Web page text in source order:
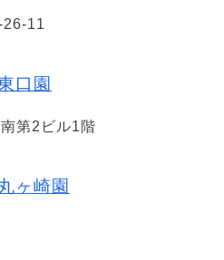
26-11
口園
第2ビル1階
ヶ崎園